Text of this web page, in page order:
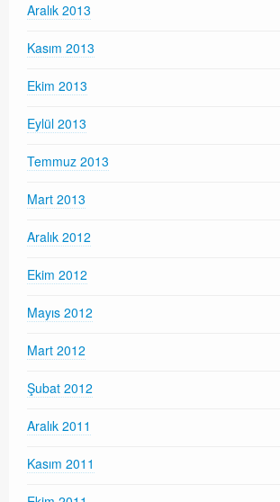
Aralık 2013
Kasım 2013
Ekim 2013
Eylül 2013
Temmuz 2013
Mart 2013
Aralık 2012
Ekim 2012
Mayıs 2012
Mart 2012
Şubat 2012
Aralık 2011
Kasım 2011